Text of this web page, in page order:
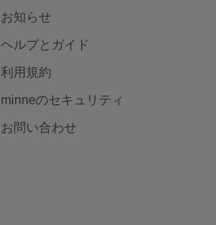
お知らせ
ヘルプとガイド
利用規約
minneのセキュリティ
お問い合わせ